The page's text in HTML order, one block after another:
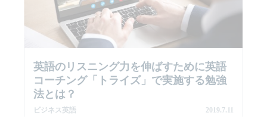
英語のリスニング力を伸ばすために英語
コーチング「トライズ」で実施する勉強
法とは？
ビジネス英語 2019.7.11